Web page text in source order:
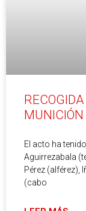
El acto ha
Aguirrezabala
Pérez (alférez),
(cabo